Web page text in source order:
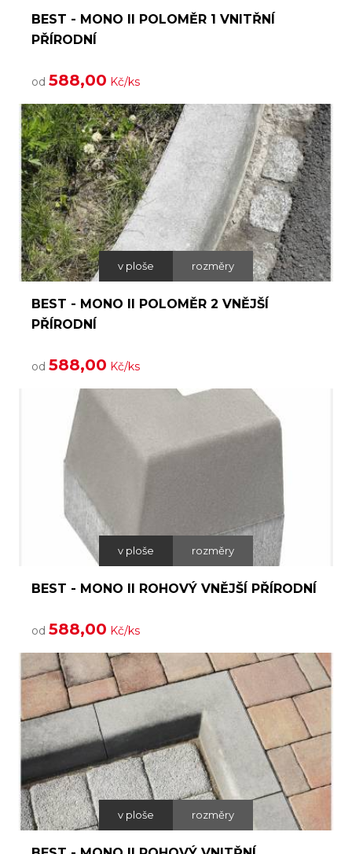
BEST - MONO II POLOMĚR 1 VNITŘNÍ
PŘÍRODNÍ
od 588,00 Kč/ks
v ploše rozměry
BEST - MONO II POLOMĚR 2 VNĚJŠÍ
PŘÍRODNÍ
od 588,00 Kč/ks
v ploše rozměry
BEST - MONO II ROHOVÝ VNĚJŠÍ PŘÍRODNÍ
od 588,00 Kč/ks
v ploše rozměry